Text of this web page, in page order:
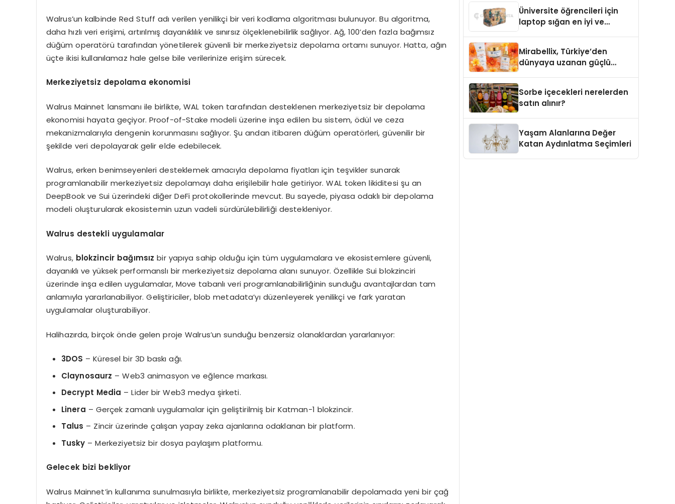
Walrus’un kalbinde Red Stuff adı verilen yenilikçi bir veri kodlama algoritması bulunuyor. Bu algoritma,
daha hızlı veri erişimi, artırılmış dayanıklılık ve sınırsız ölçeklenebilirlik sağlıyor. Ağ, 100’den fazla bağımsız
düğüm operatörü tarafından yönetilerek güvenli bir merkeziyetsiz depolama ortamı sunuyor. Hatta, ağın
üçte ikisi kullanılamaz hale gelse bile verilerinize erişim sürecek.
Merkeziyetsiz depolama ekonomisi
Walrus Mainnet lansmanı ile birlikte, WAL token tarafından desteklenen merkeziyetsiz bir depolama
ekonomisi hayata geçiyor. Proof-of-Stake modeli üzerine inşa edilen bu sistem, ödül ve ceza
mekanizmalarıyla dengenin korunmasını sağlıyor. Şu andan itibaren düğüm operatörleri, güvenilir bir
şekilde veri depolayarak gelir elde edebilecek.
Walrus, erken benimseyenleri desteklemek amacıyla depolama fiyatları için teşvikler sunarak
programlanabilir merkeziyetsiz depolamayı daha erişilebilir hale getiriyor. WAL token likiditesi şu an
DeepBook ve Sui üzerindeki diğer DeFi protokollerinde mevcut. Bu sayede, piyasa odaklı bir depolama
modeli oluşturularak ekosistemin uzun vadeli sürdürülebilirliği destekleniyor.
Walrus destekli uygulamalar
Walrus, blokzincir bağımsız bir yapıya sahip olduğu için tüm uygulamalara ve ekosistemlere güvenli,
dayanıklı ve yüksek performanslı bir merkeziyetsiz depolama alanı sunuyor. Özellikle Sui blokzinciri
üzerinde inşa edilen uygulamalar, Move tabanlı veri programlanabilirliğinin sunduğu avantajlardan tam
anlamıyla yararlanabiliyor. Geliştiriciler, blob metadata’yı düzenleyerek yenilikçi ve fark yaratan
uygulamalar oluşturabiliyor.
Halihazırda, birçok önde gelen proje Walrus’un sunduğu benzersiz olanaklardan yararlanıyor:
3DOS – Küresel bir 3D baskı ağı.
Claynosaurz – Web3 animasyon ve eğlence markası.
Decrypt Media – Lider bir Web3 medya şirketi.
Linera – Gerçek zamanlı uygulamalar için geliştirilmiş bir Katman-1 blokzincir.
Talus – Zincir üzerinde çalışan yapay zeka ajanlarına odaklanan bir platform.
Tusky – Merkeziyetsiz bir dosya paylaşım platformu.
Gelecek bizi bekliyor
Walrus Mainnet’in kullanıma sunulmasıyla birlikte, merkeziyetsiz programlanabilir depolamada yeni bir çağ
Üniversite öğrencileri için
laptop sığan en iyi ve
Mirabellix, Türkiye’den
dünyaya uzanan güçlü
Sorbe içecekleri nerelerden
satın alınır?
Yaşam Alanlarına Değer
Katan Aydınlatma Seçimleri